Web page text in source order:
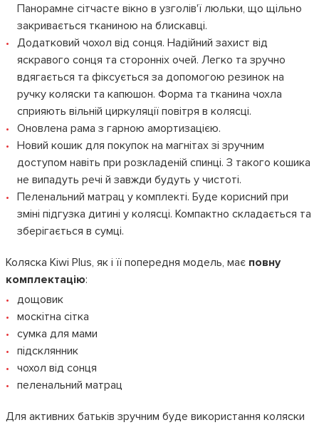
Панорамне сітчасте вікно в узголів'ї люльки, що щільно
закривається тканиною на блискавці.
Додатковий чохол від сонця. Надійний захист від
яскравого сонця та сторонніх очей. Легко та зручно
вдягається та фіксується за допомогою резинок на
ручку коляски та капюшон. Форма та тканина чохла
сприяють вільній циркуляції повітря в колясці.
Оновлена рама з гарною амортизацією.
Новий кошик для покупок на магнітах зі зручним
доступом навіть при розкладеній спинці. З такого кошика
не випадуть речі й завжди будуть у чистоті.
Пеленальний матрац у комплекті. Буде корисний при
зміні підгузка дитині у колясці. Компактно складається та
зберігається в сумці.
Коляска Kiwi Plus, як і її попередня модель, має повну
комплектацію:
дощовик
москітна сітка
сумка для мами
підсклянник
чохол від сонця
пеленальний матрац
Для активних батьків зручним буде використання коляски